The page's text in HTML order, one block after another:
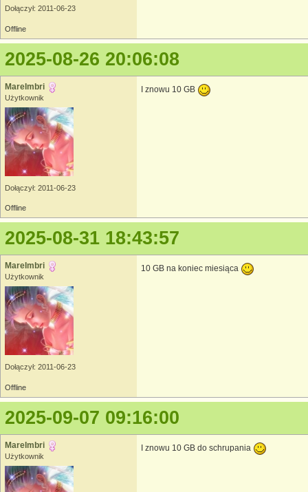
Dołączył: 2011-06-23
Offline
2025-08-26 20:06:08
MareImbri
Użytkownik
Dołączył: 2011-06-23
I znowu 10 GB
Offline
2025-08-31 18:43:57
MareImbri
Użytkownik
Dołączył: 2011-06-23
10 GB na koniec miesiąca
Offline
2025-09-07 09:16:00
MareImbri
Użytkownik
I znowu 10 GB do schrupania